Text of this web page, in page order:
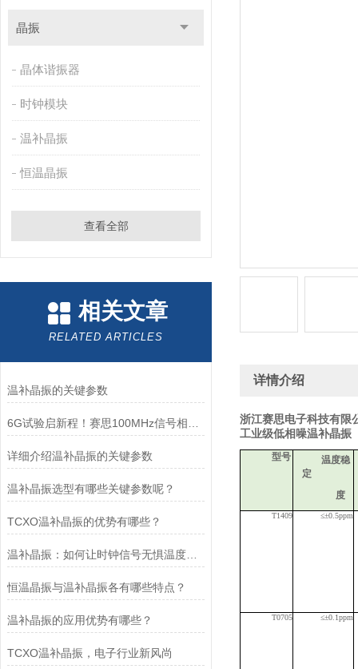
晶振
晶体谐振器
时钟模块
温补晶振
恒温晶振
查看全部
相关文章
RELATED ARTICLES
温补晶振的关键参数
详细介绍温补晶振的关键参数
温补晶振选型有哪些关键参数呢？
TCXO温补晶振的优势有哪些？
温补晶振：如何让时钟信号无惧温度波动？
恒温晶振与温补晶振各有哪些特点？
温补晶振的应用优势有哪些？
TCXO温补晶振，电子行业新风尚
详情介绍
浙江赛思电子科技有限
工业级低相噪温补晶振
型号 温度稳
定
度
T1409 ≤±0.5ppm
T0705 ≤±0.1ppm